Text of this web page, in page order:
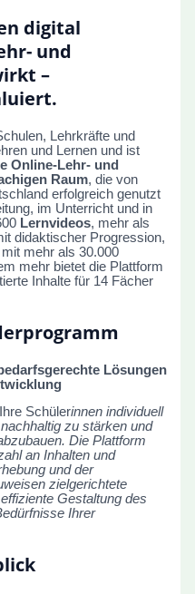
digital
und
–
Lehrkräfte und
und Lernen und ist
Online-Lehr- und
Raum, die von
erfolgreich genutzt
im Unterricht und in
Lernvideos, mehr als
didaktischer Progression,
mit mehr als 30.000
mehr bietet die Plattform
Inhalte für 14 Fächer
Lösungen
Schülerinnen individuell
zu stärken und
Die Plattform
an Inhalten und
und der
zielgerichtete
Gestaltung des
Ihrer